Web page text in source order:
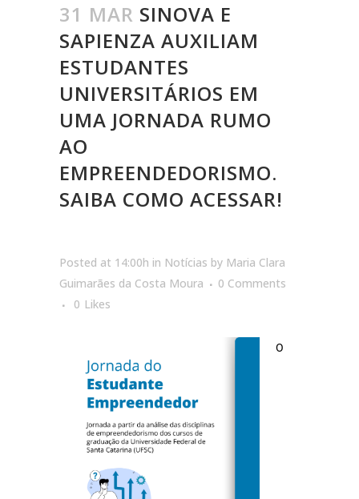
31 MAR SINOVA E
SAPIENZA AUXILIAM
ESTUDANTES
UNIVERSITÁRIOS EM
UMA JORNADA RUMO
AO
EMPREENDEDORISMO.
SAIBA COMO ACESSAR!
Posted at 14:00h in Notícias by Maria Clara
Guimarães da Costa Moura
0 Comments
0 Likes
O